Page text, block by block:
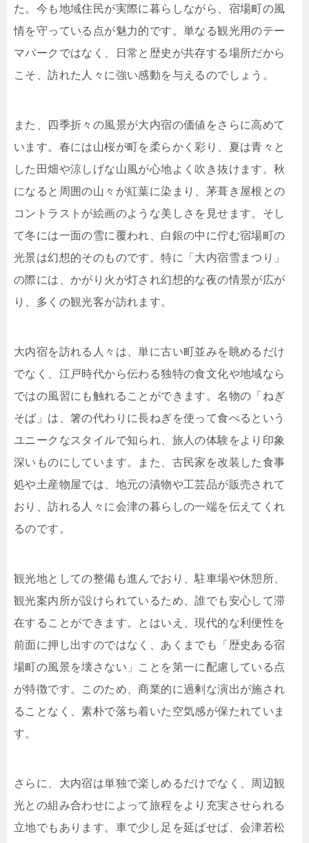
た。今も地域住民が実際に暮らしながら、宿場町の風
情を守っている点が魅力的です。単なる観光用のテー
マパークではなく、日常と歴史が共存する場所だから
こそ、訪れた人々に強い感動を与えるのでしょう。
また、四季折々の風景が大内宿の価値をさらに高めて
います。春には山桜が町を柔らかく彩り、夏は青々と
した田畑や涼しげな山風が心地よく吹き抜けます。秋
になると周囲の山々が紅葉に染まり、茅葺き屋根との
コントラストが絵画のような美しさを見せます。そし
て冬には一面の雪に覆われ、白銀の中に佇む宿場町の
光景は幻想的そのものです。特に「大内宿雪まつり」
の際には、かがり火が灯され幻想的な夜の情景が広が
り、多くの観光客が訪れます。
大内宿を訪れる人々は、単に古い町並みを眺めるだけ
でなく、江戸時代から伝わる独特の食文化や地域なら
ではの風習にも触れることができます。名物の「ねぎ
そば」は、箸の代わりに長ねぎを使って食べるという
ユニークなスタイルで知られ、旅人の体験をより印象
深いものにしています。また、古民家を改装した食事
処や土産物屋では、地元の漬物や工芸品が販売されて
おり、訪れる人々に会津の暮らしの一端を伝えてくれ
るのです。
観光地としての整備も進んでおり、駐車場や休憩所、
観光案内所が設けられているため、誰でも安心して滞
在することができます。とはいえ、現代的な利便性を
前面に押し出すのではなく、あくまでも「歴史ある宿
場町の風景を壊さない」ことを第一に配慮している点
が特徴です。このため、商業的に過剰な演出が施され
ることなく、素朴で落ち着いた空気感が保たれていま
す。
さらに、大内宿は単独で楽しめるだけでなく、周辺観
光との組み合わせによって旅程をより充実させられる
立地でもあります。車で少し足を延ばせば、会津若松